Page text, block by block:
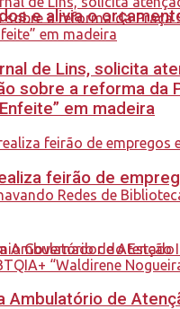
e alivia o
de Lins, solicita
sobre a reforma da
em madeira
feirão de
Ambulatório de